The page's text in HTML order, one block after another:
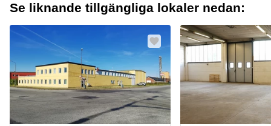
Kontor
Kontorshotell
Coworking
Lagerlokaler
Industrilokaler
Butikslokaler
Stockholm
Göteborg
Uppsala
Norrköping
Östermalm
Kontorshotell
Stockholm
Hyra lokal
Kontorshotell
Göteborg
Coworking
Stockholm
Om oss
Bli hyresvärd
Pris
Se liknande tillgängliga lokaler nedan: